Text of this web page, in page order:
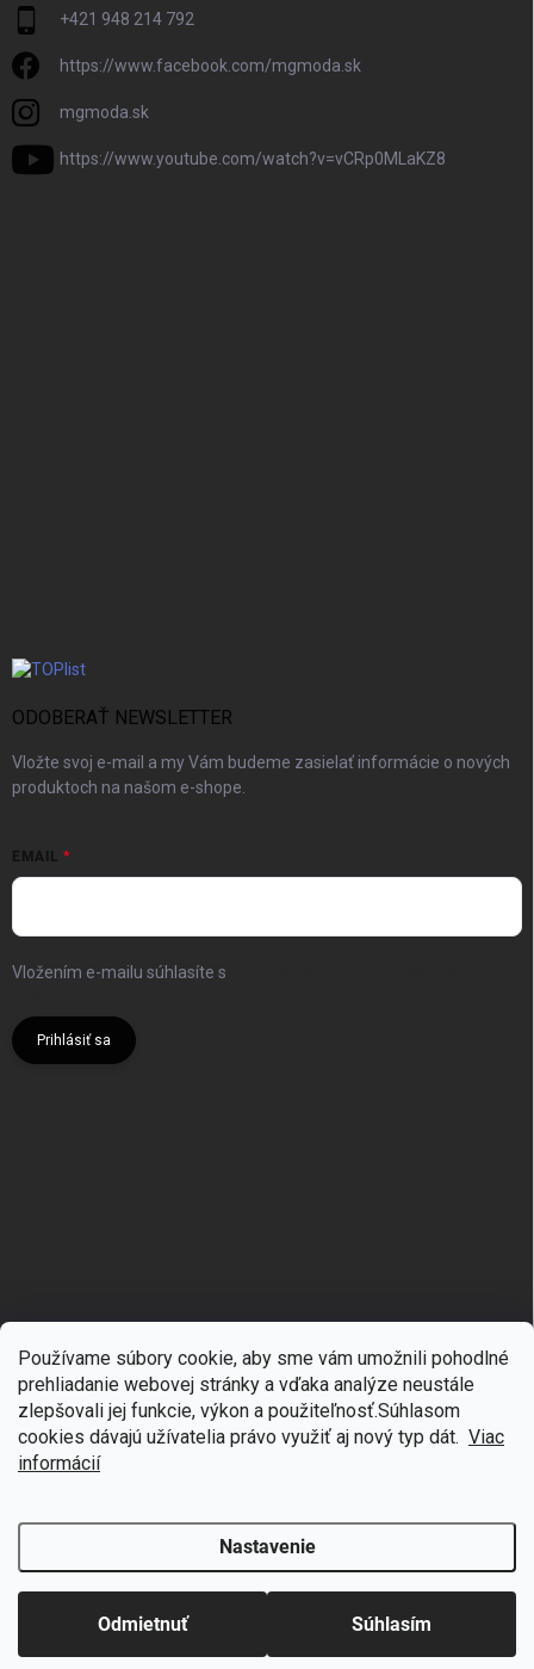
Používame súbory cookie, aby sme vám umožnili pohodlné
prehliadanie webovej stránky a vďaka analýze neustále
zlepšovali jej funkcie, výkon a použiteľnosť.Súhlasom
cookies dávajú užívatelia právo využiť aj nový typ dát. Viac
informácií
Nastavenie
Odmietnuť Súhlasím
+421 948 214 792
https://www.facebook.com/mgmoda.sk
mgmoda.sk
https://www.youtube.com/watch?v=vCRp0MLaKZ8
ODOBERAŤ NEWSLETTER
Vložte svoj e-mail a my Vám budeme zasielať informácie o nových
produktoch na našom e-shope.
EMAIL
Vložením e-mailu súhlasíte s
Prihlásiť sa
Copyright 2026 mgmoda.sk . Všetky práva vyhradené.Upraviť nastavenie
🎁Získajte 7 % zľavu na prvý nákup
Prihláste sa k odberu noviniek
Chcem zľavu